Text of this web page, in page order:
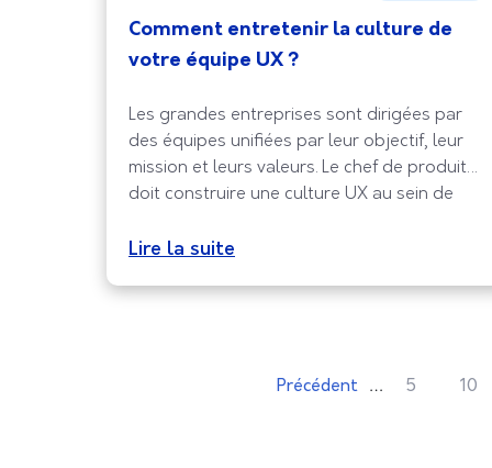
Comment entretenir la culture de
votre équipe UX ?
Les grandes entreprises sont dirigées par
des équipes unifiées par leur objectif, leur
mission et leurs valeurs. Le chef de produit
doit construire une culture UX au sein de
significatives pour les utilisateurs finaux. La
Elle développe les valeurs des entreprises,
Lire la suite
Précédent … 5 10